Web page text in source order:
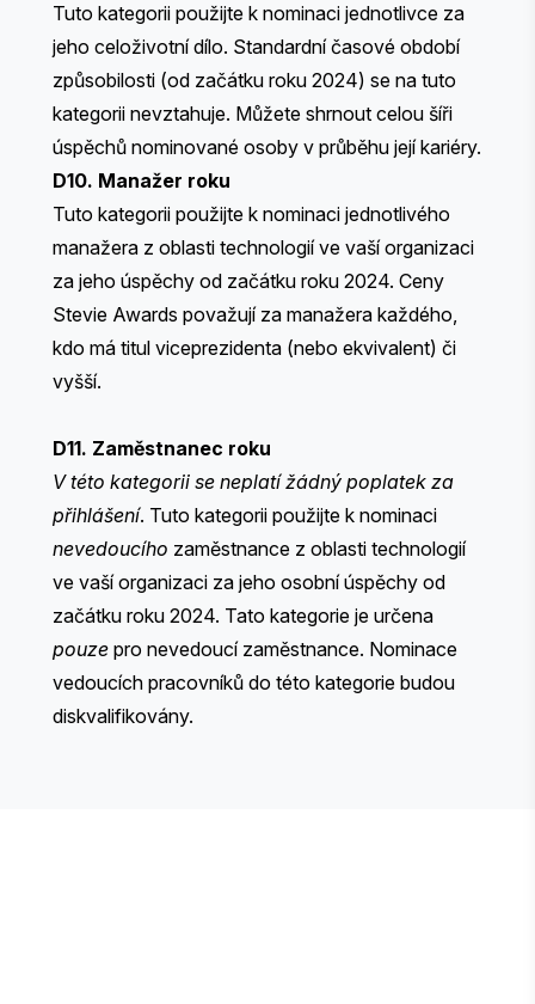
Tuto kategorii použijte k nominaci jednotlivce za
jeho celoživotní dílo. Standardní časové období
způsobilosti (od začátku roku 2024) se na tuto
kategorii nevztahuje. Můžete shrnout celou šíři
úspěchů nominované osoby v průběhu její kariéry.
D10. Manažer roku
Tuto kategorii použijte k nominaci jednotlivého
manažera z oblasti technologií ve vaší organizaci
za jeho úspěchy od začátku roku 2024. Ceny
Stevie Awards považují za manažera každého,
kdo má titul viceprezidenta (nebo ekvivalent) či
vyšší.
D11. Zaměstnanec roku
V této kategorii se neplatí žádný poplatek za
přihlášení. Tuto kategorii použijte k nominaci
nevedoucího zaměstnance z oblasti technologií
ve vaší organizaci za jeho osobní úspěchy od
začátku roku 2024. Tato kategorie je určena
pouze pro nevedoucí zaměstnance. Nominace
vedoucích pracovníků do této kategorie budou
diskvalifikovány.